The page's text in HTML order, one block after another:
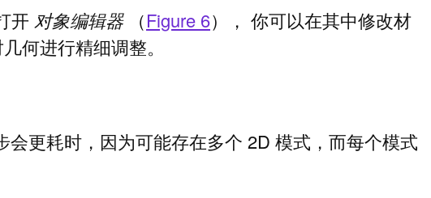
开 对象编辑器（Figure 6）， 你可以在其中修改材
何进行精细调整。
更耗时，因为可能存在多个 2D 模式，而每个模式